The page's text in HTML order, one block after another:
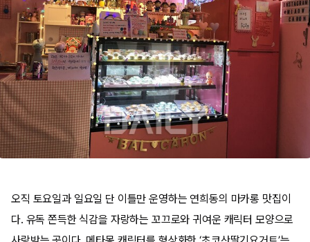
오직 토요일과 일요일 단 이틀만 운영하는 연희동의 마카롱 맛집이
다. 유독 쫀득한 식감을 자랑하는 꼬끄로와 귀여운 캐릭터 모양으로